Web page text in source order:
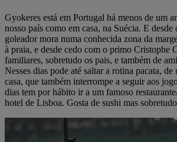
Gyokeres está em Portugal há menos de um
nosso país como em casa, na Suécia. E
goleador mora numa conhecida zona da
à praia, e desde cedo com o primo Cristophe
familiares, sobretudo os pais, e também de
Nesses dias pode até saltar a rotina pacata, de
casa, que também interrompe a seguir aos
dias tem por hábito ir a um famoso
hotel de Lisboa. Gosta de sushi mas